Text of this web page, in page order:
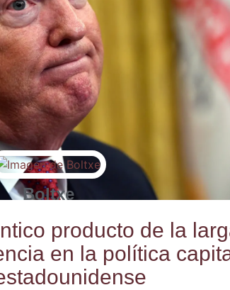
Boltxe
pro­duc­to de la
en la polí­ti­ca